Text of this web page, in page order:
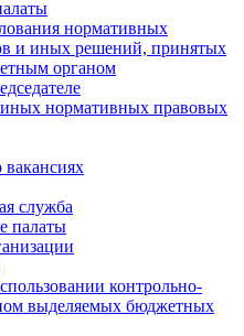
нормативных
и иных решений, принятых
органом
иных нормативных правовых
служба
палаты
контрольно-
выделяемых бюджетных